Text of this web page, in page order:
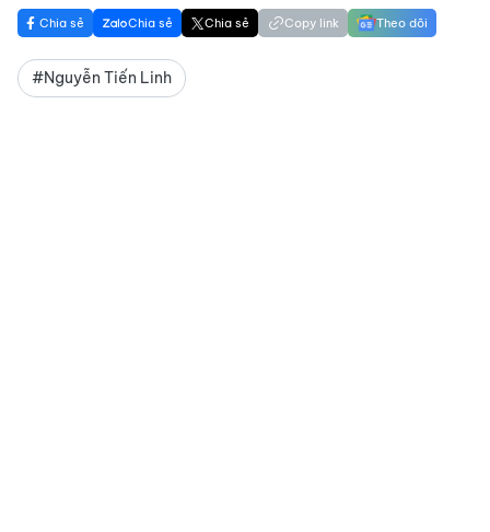
Chia sẻ Chia sẻ Chia sẻ Copy link Theo dõi
#Nguyễn Tiến Linh